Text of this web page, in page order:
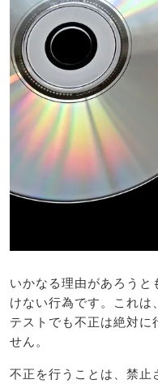
いかなる理由があろうと
けない行為です。これ
テストでも不正は絶対に
せん。
不正を行うことは、禁止